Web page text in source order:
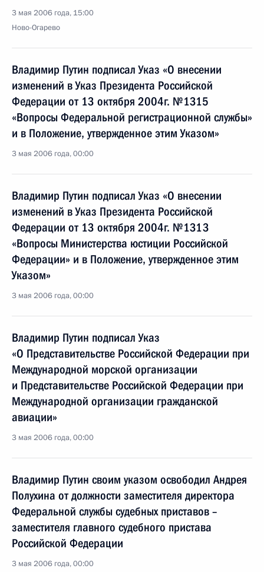
3 мая 2006 года, 15:00
Ново-Огарево
Владимир Путин подписал Указ «О внесении
изменений в Указ Президента Российской
Федерации от 13 октября 2004г. №1315
«Вопросы Федеральной регистрационной службы»
и в Положение, утвержденное этим Указом»
3 мая 2006 года, 00:00
Владимир Путин подписал Указ «О внесении
изменений в Указ Президента Российской
Федерации от 13 октября 2004г. №1313
«Вопросы Министерства юстиции Российской
Федерации» и в Положение, утвержденное этим
Указом»
3 мая 2006 года, 00:00
Владимир Путин подписал Указ
«О Представительстве Российской Федерации при
Международной морской организации
и Представительстве Российской Федерации при
Международной организации гражданской
авиации»
3 мая 2006 года, 00:00
Владимир Путин своим указом освободил Андрея
Полухина от должности заместителя директора
Федеральной службы судебных приставов –
заместителя главного судебного пристава
Российской Федерации
3 мая 2006 года, 00:00